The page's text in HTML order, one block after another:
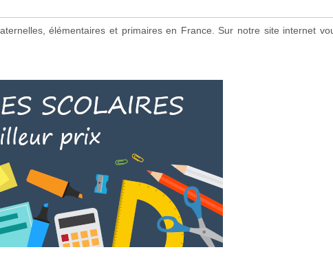
élémentaires et primaires en France. Sur notre site internet